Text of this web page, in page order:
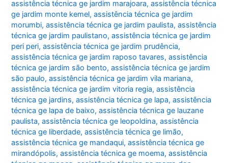
assistência técnica ge jardim marajoara,assistência técnica
ge jardim monte kemel,assistência técnica ge jardim
morumbi,assistência técnica ge jardim paulista,assistência
técnica ge jardim paulistano,assistência técnica ge jardim
peri peri,assistência técnica ge jardim prudência,
assistência técnica ge jardim raposo tavares,assistência
técnica ge jardim são bento,assistência técnica ge jardim
são paulo,assistência técnica ge jardim vila mariana,
assistência técnica ge jardim vitoria regia,assistência
técnica ge jardins,assistência técnica ge lapa,assistência
técnica ge lapa de baixo,assistência técnica ge lauzane
paulista,assistência técnica ge leopoldina,assistência
técnica ge liberdade,assistência técnica ge limão,
assistência técnica ge mandaqui,assistência técnica ge
mirandópolis,assistência técnica ge moema,assistência